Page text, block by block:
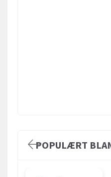
POPULÆRT